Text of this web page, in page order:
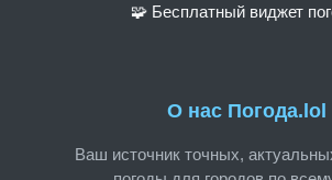
О нас Погода.lol
Ваш источник точных,
🧩 Бесплатный виджет